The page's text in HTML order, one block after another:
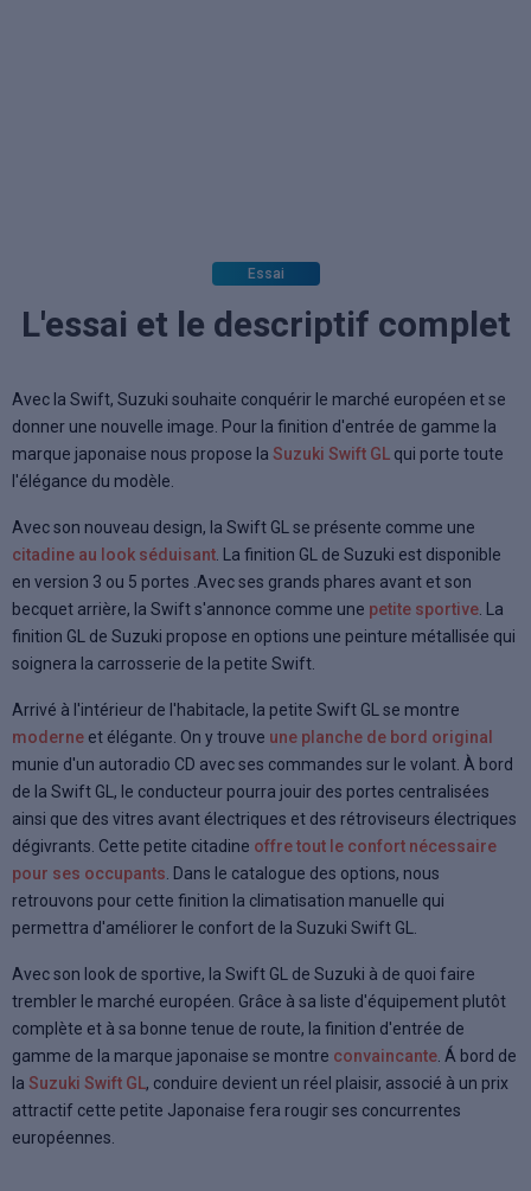
Essai
L'essai et le descriptif complet
Avec la Swift, Suzuki souhaite conquérir le marché européen et se
donner une nouvelle image. Pour la finition d'entrée de gamme la
marque japonaise nous propose la Suzuki Swift GL qui porte toute
l'élégance du modèle.
Avec son nouveau design, la Swift GL se présente comme une
citadine au look séduisant . La finition GL de Suzuki est disponible
en version 3 ou 5 portes .Avec ses grands phares avant et son
becquet arrière, la Swift s'annonce comme une petite sportive . La
finition GL de Suzuki propose en options une peinture métallisée qui
soignera la carrosserie de la petite Swift.
Arrivé à l'intérieur de l'habitacle, la petite Swift GL se montre
moderne et élégante. On y trouve une planche de bord original
munie d'un autoradio CD avec ses commandes sur le volant. À bord
de la Swift GL, le conducteur pourra jouir des portes centralisées
ainsi que des vitres avant électriques et des rétroviseurs électriques
dégivrants. Cette petite citadine offre tout le confort nécessaire
pour ses occupants . Dans le catalogue des options, nous
retrouvons pour cette finition la climatisation manuelle qui
permettra d'améliorer le confort de la Suzuki Swift GL.
Avec son look de sportive, la Swift GL de Suzuki à de quoi faire
trembler le marché européen. Grâce à sa liste d'équipement plutôt
complète et à sa bonne tenue de route, la finition d'entrée de
gamme de la marque japonaise se montre convaincante . Á bord de
la Suzuki Swift GL, conduire devient un réel plaisir, associé à un prix
attractif cette petite Japonaise fera rougir ses concurrentes
européennes.